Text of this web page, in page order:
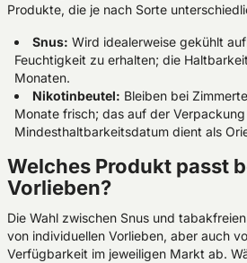
Produkte, die je nach Sorte
Snus: Wird idealerweise gekühlt
Feuchtigkeit zu erhalten; die
Monaten.
Nikotinbeutel: Bleiben bei
Monate frisch; das auf der
Mindesthaltbarkeitsdatum dient als
Welches Produkt passt
Vorlieben?
Die Wahl zwischen Snus und
von individuellen Vorlieben, aber auch
Verfügbarkeit im jeweiligen Markt ab.